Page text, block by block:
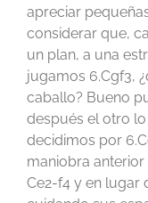
apreciar
considerar que,
un plan, a una
jugamos 6.Cgf3,
caballo? Bueno
después el otro
decidimos por
maniobra
Ce2-f4 y en lugar